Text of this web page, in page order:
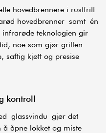
hovedbrennere i rustfritt
hovedbrenner samt én
teknologien gir
noe som gjør grillen
saftig kjøtt og presise
kontroll
glassvindu gjør det
åpne lokket og miste